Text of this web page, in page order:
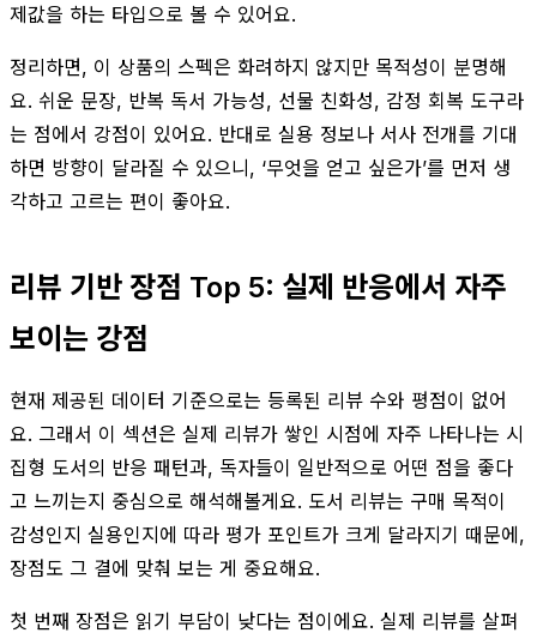
제값을 하는 타입으로 볼 수 있어요.
정리하면, 이 상품의 스펙은 화려하지 않지만 목적성이 분명해
요. 쉬운 문장, 반복 독서 가능성, 선물 친화성, 감정 회복 도구라
는 점에서 강점이 있어요. 반대로 실용 정보나 서사 전개를 기대
하면 방향이 달라질 수 있으니, ‘무엇을 얻고 싶은가’를 먼저 생
각하고 고르는 편이 좋아요.
리뷰 기반 장점 Top 5: 실제 반응에서 자주
보이는 강점
현재 제공된 데이터 기준으로는 등록된 리뷰 수와 평점이 없어
요. 그래서 이 섹션은 실제 리뷰가 쌓인 시점에 자주 나타나는 시
집형 도서의 반응 패턴과, 독자들이 일반적으로 어떤 점을 좋다
고 느끼는지 중심으로 해석해볼게요. 도서 리뷰는 구매 목적이
감성인지 실용인지에 따라 평가 포인트가 크게 달라지기 때문에,
장점도 그 결에 맞춰 보는 게 중요해요.
첫 번째 장점은 읽기 부담이 낮다는 점이에요. 실제 리뷰를 살펴